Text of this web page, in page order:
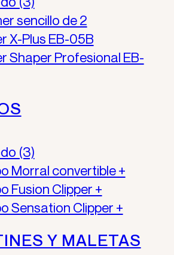
sencillo de 2
X-Plus EB-05B
Shaper Profesional EB-
(3)
Morral convertible +
Fusion Clipper +
Sensation Clipper +
Y MALETAS